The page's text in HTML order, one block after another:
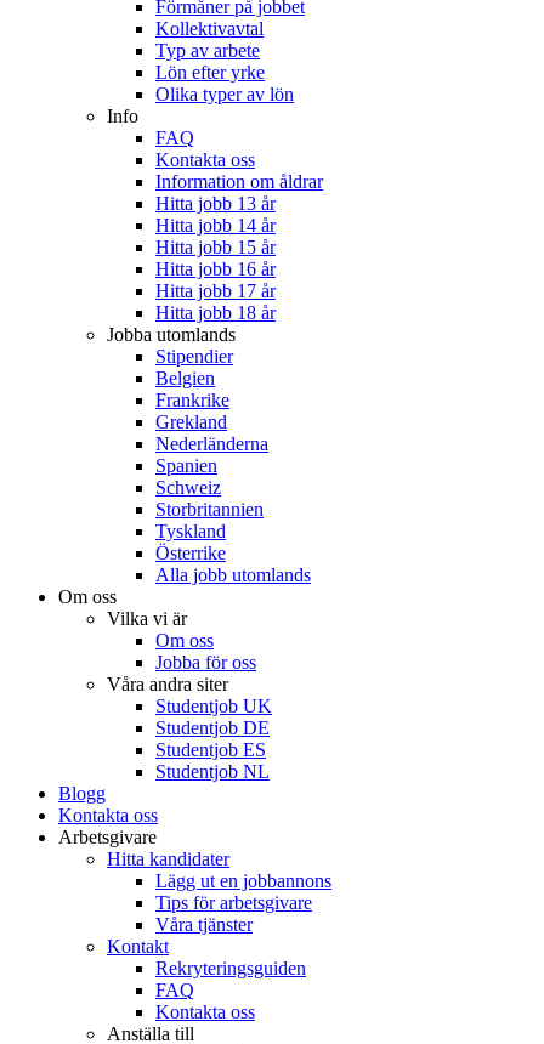
Förmåner på jobbet
Kollektivavtal
Typ av arbete
Lön efter yrke
Olika typer av lön
Info
FAQ
Kontakta oss
Information om åldrar
Hitta jobb 13 år
Hitta jobb 14 år
Hitta jobb 15 år
Hitta jobb 16 år
Hitta jobb 17 år
Hitta jobb 18 år
Jobba utomlands
Stipendier
Belgien
Frankrike
Grekland
Nederländerna
Spanien
Schweiz
Storbritannien
Tyskland
Österrike
Alla jobb utomlands
Om oss
Vilka vi är
Om oss
Jobba för oss
Våra andra siter
Studentjob UK
Studentjob DE
Studentjob ES
Studentjob NL
Blogg
Kontakta oss
Arbetsgivare
Hitta kandidater
Lägg ut en jobbannons
Tips för arbetsgivare
Våra tjänster
Kontakt
Rekryteringsguiden
FAQ
Kontakta oss
Anställa till